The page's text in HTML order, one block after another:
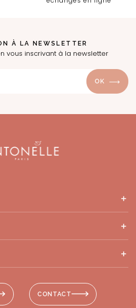
À LA NEWSLETTER
vous inscrivant à la newsletter
OK
CONTACT